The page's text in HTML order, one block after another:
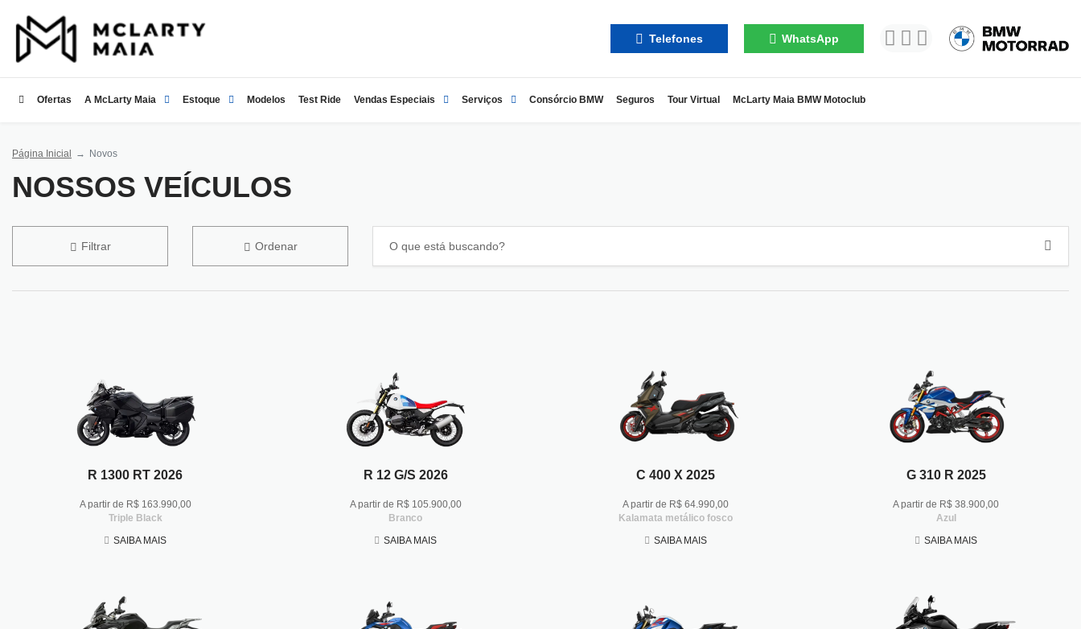
Telefones WhatsApp
Ofertas A McLarty Maia Estoque Modelos Test Ride Vendas Especiais Serviços Consórcio BMW Seguros Tour Virtual McLarty Maia BMW Motoclub
Página Inicial Novos
NOSSOS VEÍCULOS
Filtrar Ordenar
R 1300 RT 2026
A partir de R$ 163.990,00
Triple Black
SAIBA MAIS
R 12 G/S 2026
A partir de R$ 105.900,00
Branco
SAIBA MAIS
C 400 X 2025
A partir de R$ 64.990,00
Kalamata metálico fosco
SAIBA MAIS
G 310 R 2025
A partir de R$ 38.900,00
Azul
SAIBA MAIS